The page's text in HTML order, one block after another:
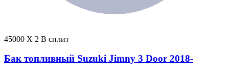
45000 X 2 В сплит
Бак топливный Suzuki Jimny 3 Door 2018-